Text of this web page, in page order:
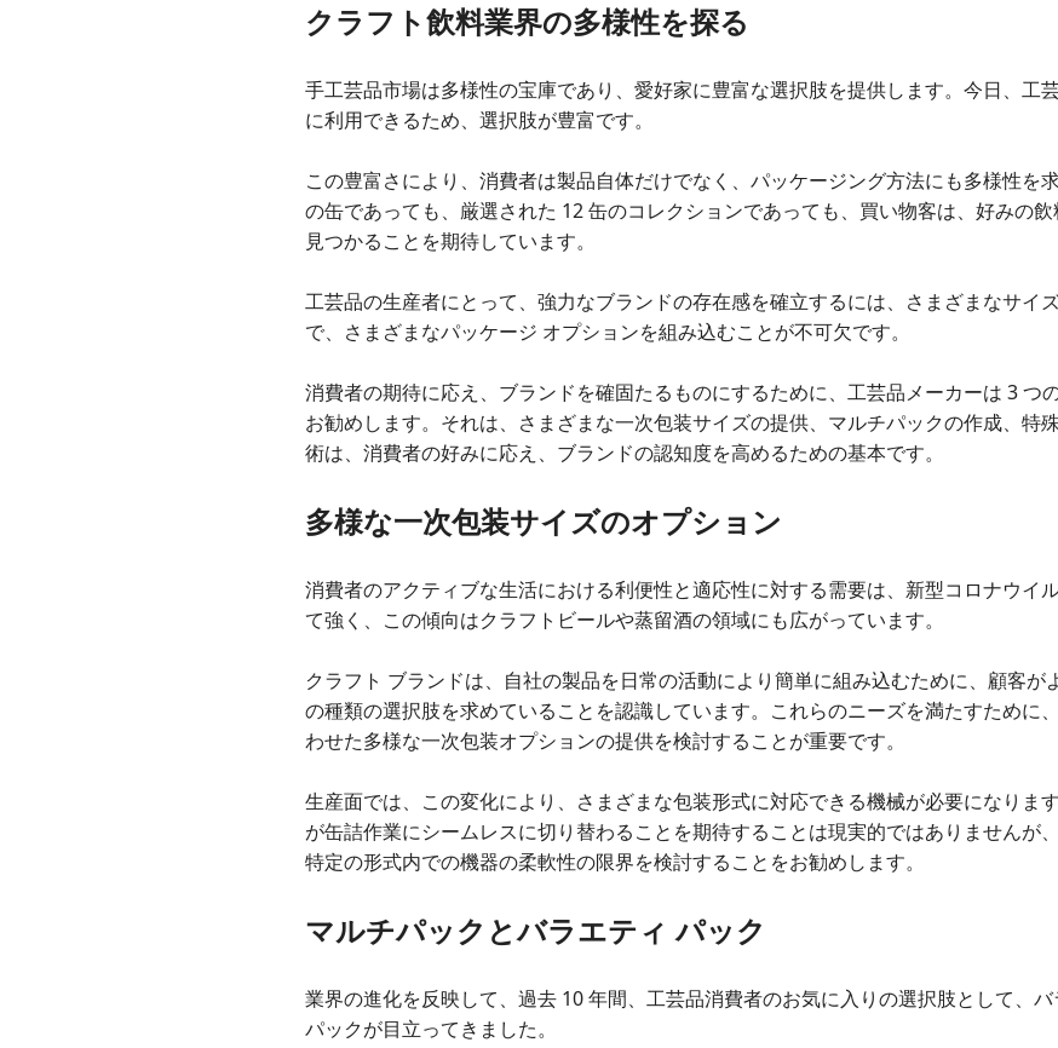
クラフト飲料業界の多様性を探る
手工芸品市場は多様性の宝庫であり、愛好家に豊富な選択肢を提供します。今日、工
に利用できるため、選択肢が豊富です。
この豊富さにより、消費者は製品自体だけでなく、パッケージング方法にも多様性を
の缶であっても、厳選された 12 缶のコレクションであっても、買い物客は、好みの
見つかることを期待しています。
工芸品の生産者にとって、強力なブランドの存在感を確立するには、さまざまなサイ
で、さまざまなパッケージ オプションを組み込むことが不可欠です。
消費者の期待に応え、ブランドを確固たるものにするために、工芸品メーカーは 3 つ
お勧めします。それは、さまざまな一次包装サイズの提供、マルチパックの作成、特
術は、消費者の好みに応え、ブランドの認知度を高めるための基本です。
多様な一次包装サイズのオプション
消費者のアクティブな生活における利便性と適応性に対する需要は、新型コロナウイ
て強く、この傾向はクラフトビールや蒸留酒の領域にも広がっています。
クラフト ブランドは、自社の製品を日常の活動により簡単に組み込むために、顧客が
の種類の選択肢を求めていることを認識しています。これらのニーズを満たすために
わせた多様な一次包装オプションの提供を検討することが重要です。
生産面では、この変化により、さまざまな包装形式に対応できる機械が必要になりま
が缶詰作業にシームレスに切り替わることを期待することは現実的ではありませんが
特定の形式内での機器の柔軟性の限界を検討することをお勧めします。
マルチパックとバラエティ パック
業界の進化を反映して、過去 10 年間、工芸品消費者のお気に入りの選択肢として、
パックが目立ってきました。